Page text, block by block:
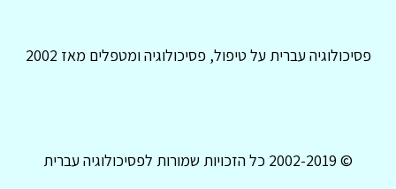
פסיכולוגיה עברית על טיפול, פסיכולוגיה ומטפלים מאז 2002
© 2002-2019 כל הזכויות שמורות לפסיכולוגיה עברית